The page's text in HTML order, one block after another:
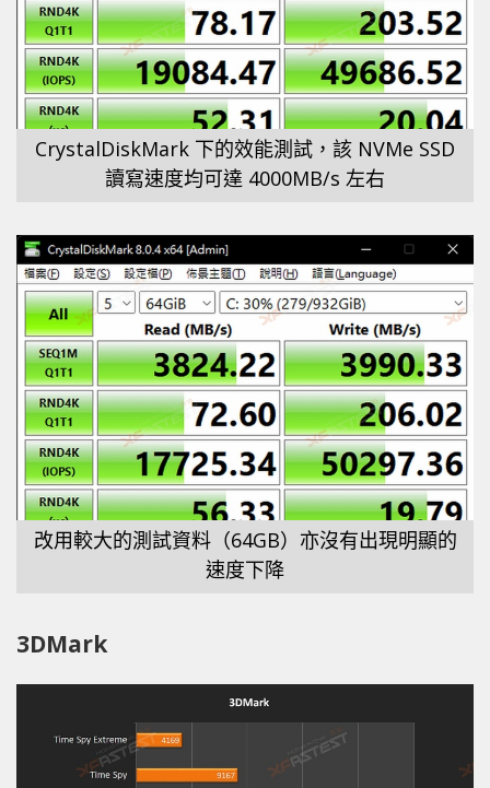
CrystalDiskMark 下的效能測試，該 NVMe SSD
讀寫速度均可達 4000MB/s 左右
改用較大的測試資料（64GB）亦沒有出現明顯的
速度下降
3DMark